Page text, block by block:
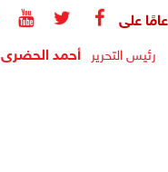



رئيس التحرير أحمد الحضرى